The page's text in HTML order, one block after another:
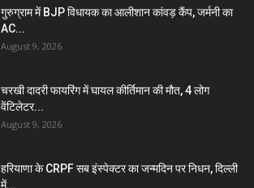
गुरुग्राम में BJP विधायक का आलीशान कांवड़ कैंप, जर्मनी का
AC...
August 9, 2026
चरखी दादरी फायरिंग में घायल कीर्तिमान की मौत, 4 लोग
वेंटिलेटर...
August 9, 2026
हरियाणा के CRPF सब इंस्पेक्टर का जन्मदिन पर निधन, दिल्ली
में...